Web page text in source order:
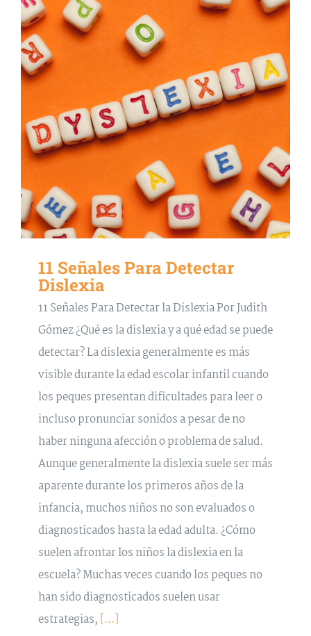
11 Señales Para Detectar
Dislexia
11 Señales Para Detectar la Dislexia Por Judith
Gómez ¿Qué es la dislexia y a qué edad se puede
detectar? La dislexia generalmente es más
visible durante la edad escolar infantil cuando
los peques presentan dificultades para leer o
incluso pronunciar sonidos a pesar de no
haber ninguna afección o problema de salud.
Aunque generalmente la dislexia suele ser más
aparente durante los primeros años de la
infancia, muchos niños no son evaluados o
diagnosticados hasta la edad adulta. ¿Cómo
suelen afrontar los niños la dislexia en la
escuela? Muchas veces cuando los peques no
han sido diagnosticados suelen usar
estrategias, [...]